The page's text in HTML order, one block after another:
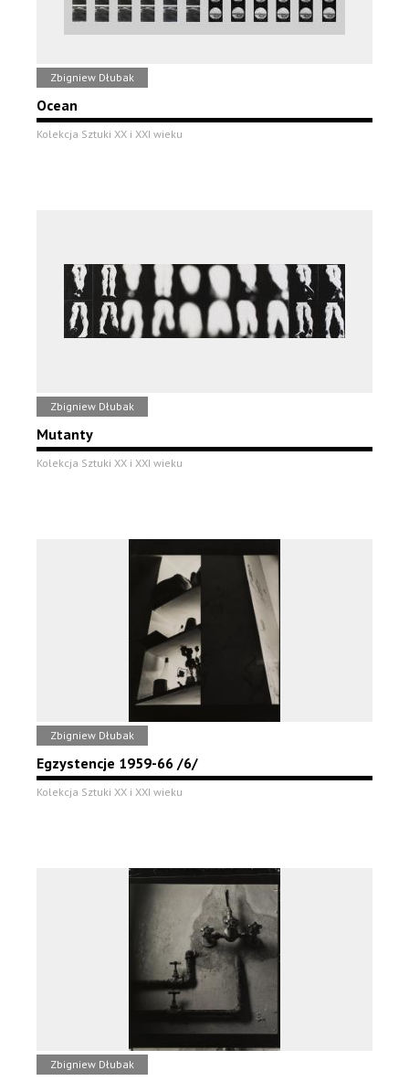
Zbigniew Dłubak
Ocean
Kolekcja Sztuki XX i XXI wieku
Zbigniew Dłubak
Mutanty
Kolekcja Sztuki XX i XXI wieku
Zbigniew Dłubak
Egzystencje 1959-66 /6/
Kolekcja Sztuki XX i XXI wieku
Zbigniew Dłubak